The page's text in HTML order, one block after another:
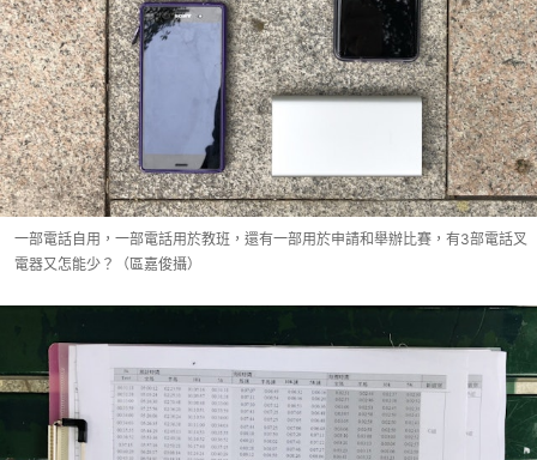
一部電話自用，一部電話用於教班，還有一部用於申請和舉辦比賽，有3部電話叉
電器又怎能少？（區嘉俊攝）